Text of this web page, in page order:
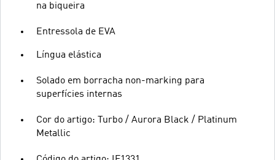
na biqueira
Entressola de EVA
Língua elástica
Solado em borracha non-marking para
superfícies internas
Cor do artigo: Turbo / Aurora Black / Platinum
Metallic